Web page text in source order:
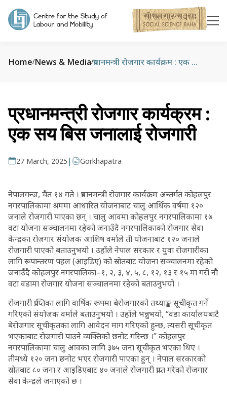
Home/News & Media/ प्रधानमन्त्री रोजगार कार्यक्रम : एक सय बिस जनालाई रोजगारी
प्रधानमन्त्री रोजगार कार्यक्रम :
एक सय बिस जनालाई रोजगारी
27 March, 2025 | Gorkhapatra
नेपालगन्ज, चैत १४ गते । प्रधानमन्त्री रोजगार कार्यक्रम अन्तर्गत कोहलपुर
नगरपालिकामा श्रममा आधारित योजनाबाट चालु आर्थिक वर्षमा १२०
जनाले रोजगारी पाएका छन् । चालु आवमा कोहलपुर नगरपालिकामा १७
वटा योजना सञ्चालनमा रहेको जनाउँदै नगरपालिकाको रोजगार सेवा
केन्द्रका रोजगार संयोजक आशिष वर्माले ती योजनाबाट १२० जनाले
रोजगारी पाएको बताउनुभयो । उहाँले नेपाल सरकार र युवा रोजगारीका
लागि रूपान्तरण पहल (आइडिए) को स्रोतबाट योजना सञ्चालनमा रहेको
जनाउँदै कोहलपुर नगरपालिका–१, २, ३, ४, ५, ८, १२, १३ र १५ मा गरी नौ
वटा वडामा रोजगार योजना सञ्चालनमा रहेको बताउनुभयो ।
रोजगारी प्राप्तिका लागि वार्षिक रूपमा बेरोजगारको तथ्याङ्क सूचीकृत गर्ने
गरिएको संयोजक वर्माले बताउनुभयो । उहाँले भन्नुभयो, “वडा कार्यालयबाटै
बेरोजगार सूचीकृतका लागि आवेदन माग गरिएको हुन्छ, त्यसरी सूचीकृत
भएकाबाट रोजगारी पाउने व्यक्तिको छनोट गरिन्छ ।” कोहलपुर
नगरपालिकामा चालु आवका लागि ३७५ जना सूचीकृत भएका थिए ।
तीमध्ये १२० जना छनोट भएर रोजगारी पाएका हुन् । नेपाल सरकारको
स्रोतबाट ८० जना र आइडिएबाट ४० जनाले रोजगारी प्राप्त गरेको रोजगार
सेवा केन्द्रले जनाएको छ ।